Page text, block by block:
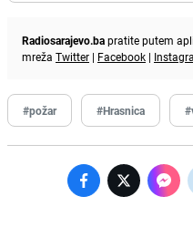
Radiosarajevo.bapratite putem
mreža Twitter | Facebook |
#požar #Hrasnica